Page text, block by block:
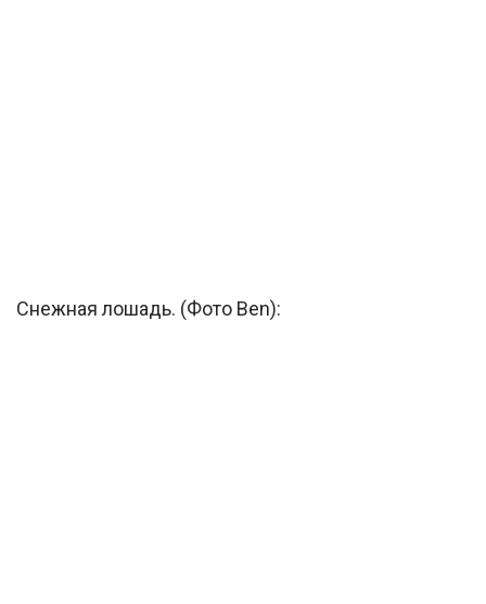
Снежная лошадь. (Фото Ben):